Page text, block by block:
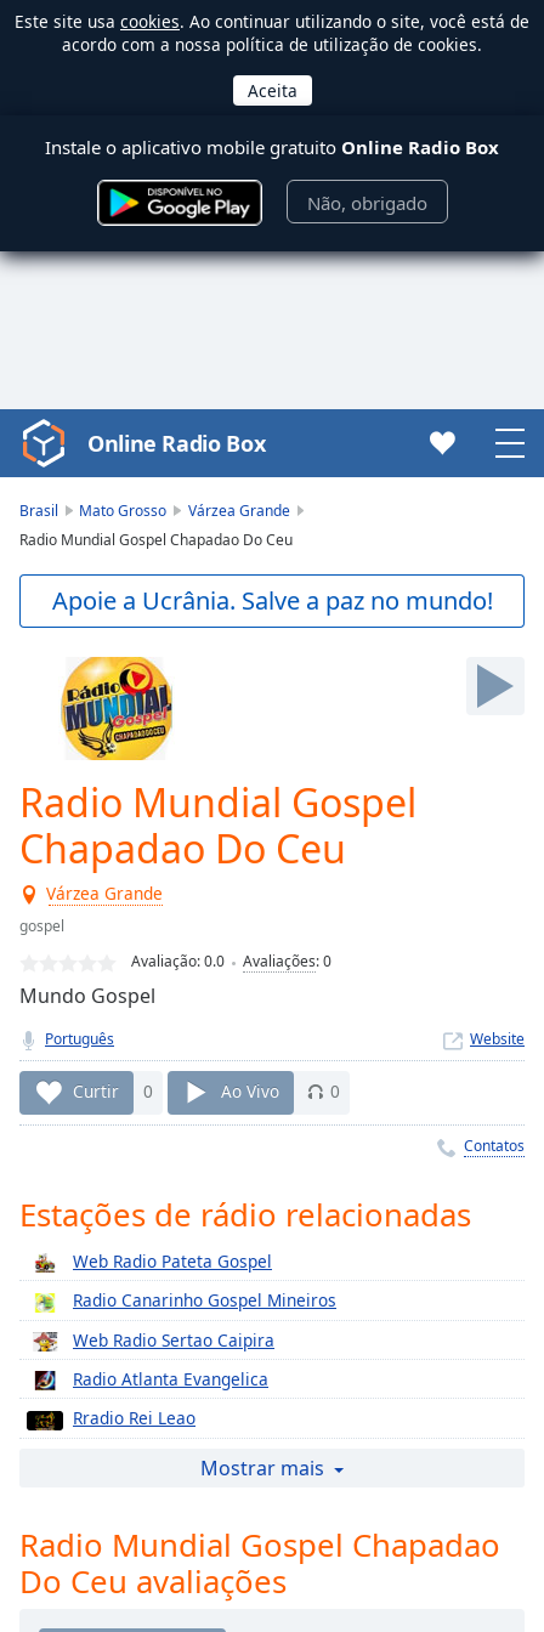
Este site usa cookies. Ao continuar utilizando o site, você está de
acordo com a nossa política de utilização de cookies.
Instale o aplicativo mobile gratuito Online Radio Box
Não, obrigado
Video
Player
loading.
Video
Forward
Current
0:00
Duration
Loaded:
0.00%
Stream
Type
live,
currently
live LIVE
Remaining
Time-
Playback
Rate
Chapters
Chapters
Descriptions
descriptions
off,
subtitles
settings,
Online Radio Box
Brasil Mato Grosso
Várzea Grande
Radio Mundial Gospel Chapadao Do Ceu
Apoie a Ucrânia. Salve a paz no mundo!
Radio Mundial Gospel
Chapadao Do Ceu
Várzea Grande
gospel
Avaliação:0.0 Avaliações:0
Mundo Gospel
Português Website
Curtir 0 Ao Vivo 0
Contatos
Estações de rádio relacionadas
Web Radio Pateta Gospel
Radio Canarinho Gospel Mineiros
Web Radio Sertao Caipira
Radio Atlanta Evangelica
Rradio Rei Leao
Web Radio Talisma
Web Tadio Coutry Gospel
Radio Sena Gospel
Mostrar mais
Radio Mundial Gospel Chapadao
Do Ceu avaliações